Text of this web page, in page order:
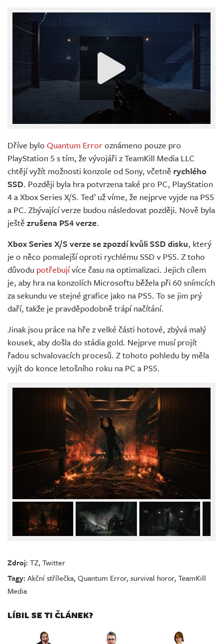
Dříve bylo Quantum Erroroznámeno pouze pro
PlayStation 5 s tím, že vývojáři z TeamKill Media LLC
chtějí vyžít možnosti konzole od Sony, včetně rychlého
SSD. Později byla hra potvrzena také pro PC, PlayStation
4 a Xbox Series X/S. Teď už víme, že nejprve vyjde na PS5
a PC. Zbývající verze budou následovat později. Nově byla
ještě zrušena PS4 verze.
Xbox Series X/S verze se zpozdí kvůli SSD disku, který
je o něco pomalejší oproti rychlému SSD v PS5. Z toho
důvodu potřebujívíce času na optimalizaci. Jejich cílem
je, aby hra na konzolích Microsoftu běžela při 60 snímcích
za sekundu ve stejné grafice jako na PS5. To se jim prý
daří, takže je pravděpodobně trápí načítání.
Jinak jsou práce na hře z velké části hotové, zbývá malý
kousek, aby došla do stádia gold. Nejprve musí projít
řadou schvalovacích procesů. Z tohoto pohledu by měla
vyjít do konce letošního roku na PC a PS5.
Zdroj:TZ,Twitter
Tagy:Akční střílečka,Quantum Error,survival horor,TeamKill
Media
LÍBIL SE TI ČLÁNEK?